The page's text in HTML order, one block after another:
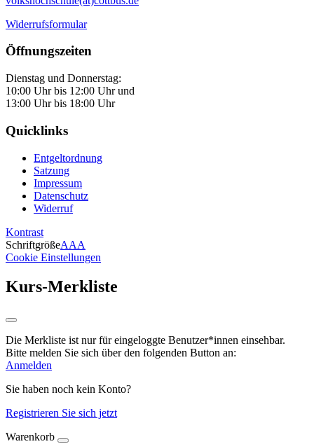
Widerrufsformular
Öffnungszeiten
Dienstag und Donnerstag:
10:00 Uhr bis 12:00 Uhr und
13:00 Uhr bis 18:00 Uhr
Quicklinks
Entgeltordnung
Satzung
Impressum
Datenschutz
Widerruf
Kontrast
SchriftgrößeAAA
Cookie Einstellungen
Kurs-Merkliste
Die Merkliste ist nur für eingeloggte Benutzer*innen einsehbar.
Bitte melden Sie sich über den folgenden Button an:
Anmelden
Sie haben noch kein Konto?
Registrieren Sie sich jetzt
Warenkorb